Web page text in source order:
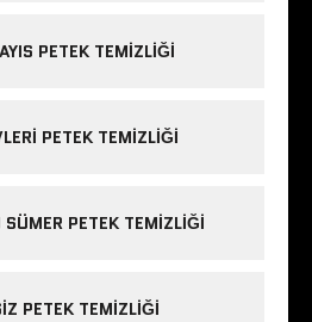
PETEK TEMIZLIĞI
PETEK TEMIZLIĞI
PETEK TEMIZLIĞI
PETEK TEMIZLIĞI